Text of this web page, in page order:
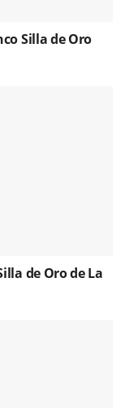
Silla de Oro
de Oro de La